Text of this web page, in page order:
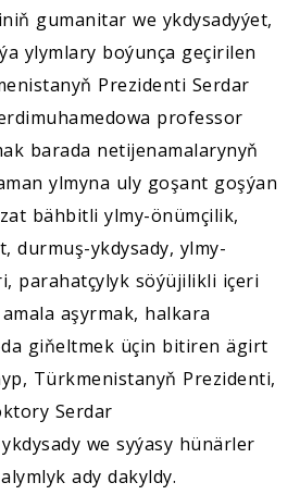
gumanitar we ykdysadyýet,
ylymlary boýunça geçirilen
Prezidenti Serdar
professor
barada netijenamalarynyň
ylmyna uly goşant goşýan
bähbitli ylmy-önümçilik,
durmuş-ykdysady, ylmy-
parahatçylyk söýüjilikli içeri
aşyrmak, halkara
giňeltmek üçin bitiren ägirt
Türkmenistanyň Prezidenti,
Serdar
we syýasy hünärler
ady dakyldy.